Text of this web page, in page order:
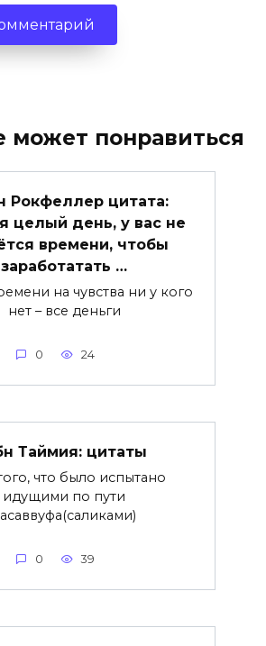
может понравиться
Рокфеллер цитата:
целый день, у вас не
времени, чтобы
заработатать …
на чувства ни у кого
нет – все деньги
0 24
Таймия: цитаты
что было испытано
идущими по пути
0 39